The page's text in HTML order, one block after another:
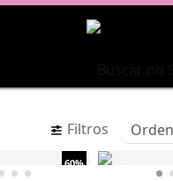
Filtros
60%